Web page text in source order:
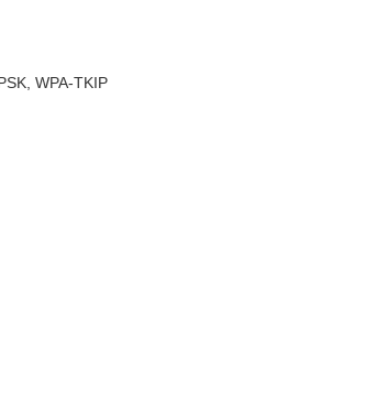
WPA-TKIP